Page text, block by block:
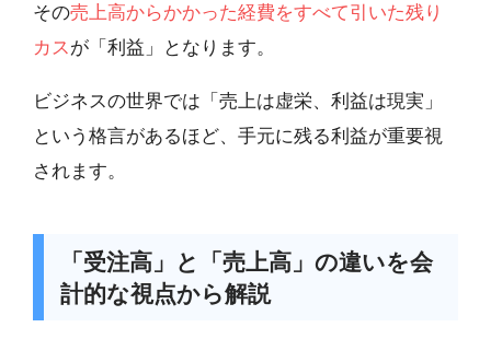
その売上高からかかった経費をすべて引いた残り
カス が「利益」となります。
ビジネスの世界では「売上は虚栄、利益は現実」
という格言があるほど、手元に残る利益が重要視
されます。
「受注高」と「売上高」の違いを会
計的な視点から解説